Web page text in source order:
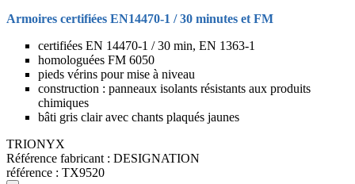
Armoires certifiées EN14470-1 / 30 minutes et FM
certifiées EN 14470-1 / 30 min, EN 1363-1
homologuées FM 6050
pieds vérins pour mise à niveau
construction : panneaux isolants résistants aux produits
chimiques
bâti gris clair avec chants plaqués jaunes
TRIONYX
Référence fabricant : DESIGNATION
référence : TX9520